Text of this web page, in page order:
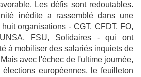
Les défis sont redoutables.
inédite a rassemblé dans une
organisations - CGT, CFDT, FO,
FSU, Solidaires - qui ont
à mobiliser des salariés inquiets de
avec l'échec de l'ultime journée,
européennes, le feuilleton